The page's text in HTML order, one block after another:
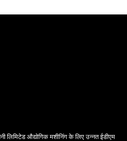
लिमिटेड औद्योगिक मशीनिंग के लिए उन्नत ईडीएम